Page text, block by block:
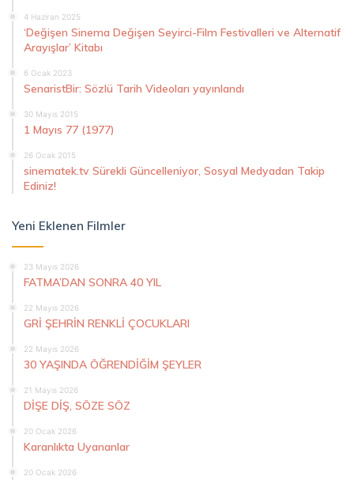
4 Haziran 2025
‘Değişen Sinema Değişen Seyirci-Film Festivalleri ve Alternatif
Arayışlar’ Kitabı
6 Ocak 2023
SenaristBir: Sözlü Tarih Videoları yayınlandı
30 Mayıs 2015
1 Mayıs 77 (1977)
26 Ocak 2015
sinematek.tv Sürekli Güncelleniyor, Sosyal Medyadan Takip
Ediniz!
Yeni Eklenen Filmler
23 Mayıs 2026
FATMA’DAN SONRA 40 YIL
22 Mayıs 2026
GRİ ŞEHRİN RENKLİ ÇOCUKLARI
22 Mayıs 2026
30 YAŞINDA ÖĞRENDİĞİM ŞEYLER
21 Mayıs 2026
DİŞE DİŞ, SÖZE SÖZ
20 Ocak 2026
Karanlıkta Uyananlar
20 Ocak 2026